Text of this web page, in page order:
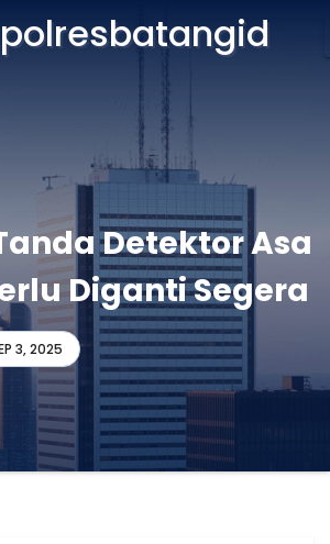
Detektor Asa
Diganti Segera
3, 2025